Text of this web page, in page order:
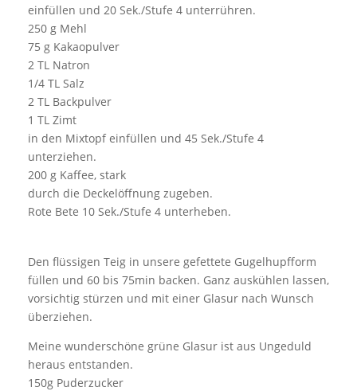
einfüllen und 20 Sek./Stufe 4 unterrühren.
250 g Mehl
75 g Kakaopulver
2 TL Natron
1/4 TL Salz
2 TL Backpulver
1 TL Zimt
in den Mixtopf einfüllen und 45 Sek./Stufe 4
unterziehen.
200 g Kaffee, stark
durch die Deckelöffnung zugeben.
Rote Bete 10 Sek./Stufe 4 unterheben.
Den flüssigen Teig in unsere gefettete Gugelhupfform
füllen und 60 bis 75min backen. Ganz auskühlen lassen,
vorsichtig stürzen und mit einer Glasur nach Wunsch
überziehen.
Meine wunderschöne grüne Glasur ist aus Ungeduld
heraus entstanden.
150g Puderzucker